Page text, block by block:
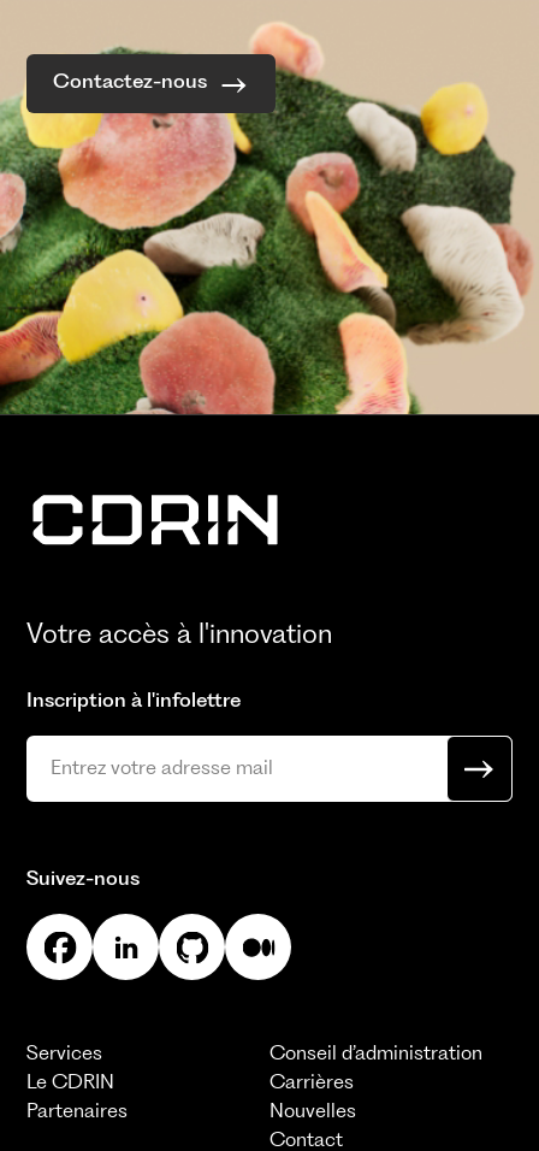
Contactez-nous
Votre accès à l'innovation
Inscription à l'infolettre
Suivez-nous
Services
Le CDRIN
Partenaires
Conseil d’administration
Carrières
Nouvelles
Contact